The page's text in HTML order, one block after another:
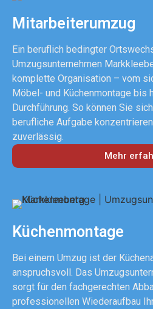
Mitarbeiterumzug
Ein beruflich bedingter
Umzugsunternehmen
komplette Organisation – vom
Möbel- und Küchenmontage bis
Durchführung. So können Sie
berufliche Aufgabe
zuverlässig.
Mehr
Küchenmontage
Bei einem Umzug ist der
anspruchsvoll. Das
sorgt für den fachgerechten
professionellen Wiederaufbau